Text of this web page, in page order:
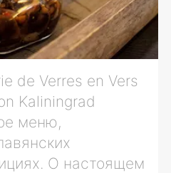
de Verres en Vers
Kaliningrad
меню,
О настоящем